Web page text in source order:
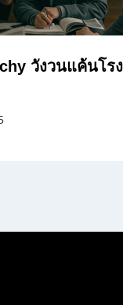
วังวนแค้นโร